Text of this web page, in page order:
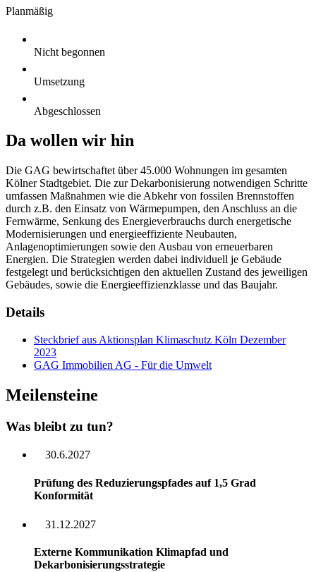
Planmäßig
Nicht begonnen
Umsetzung
Abgeschlossen
Da wollen wir hin
Die GAG bewirtschaftet über 45.000 Wohnungen im gesamten
Kölner Stadtgebiet. Die zur Dekarbonisierung notwendigen Schritte
umfassen Maßnahmen wie die Abkehr von fossilen Brennstoffen
durch z.B. den Einsatz von Wärmepumpen, den Anschluss an die
Fernwärme, Senkung des Energieverbrauchs durch energetische
Modernisierungen und energieeffiziente Neubauten,
Anlagenoptimierungen sowie den Ausbau von erneuerbaren
Energien. Die Strategien werden dabei individuell je Gebäude
festgelegt und berücksichtigen den aktuellen Zustand des jeweiligen
Gebäudes, sowie die Energieeffizienzklasse und das Baujahr.
Details
Steckbrief aus Aktionsplan Klimaschutz Köln Dezember
2023
GAG Immobilien AG - Für die Umwelt
Meilensteine
Was bleibt zu tun?
30.6.2027
Prüfung des Reduzierungspfades auf 1,5 Grad
Konformität
31.12.2027
Externe Kommunikation Klimapfad und
Dekarbonisierungsstrategie